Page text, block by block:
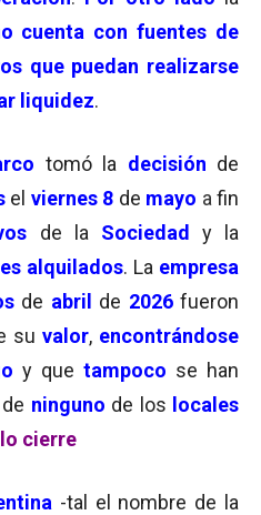
cuenta con fuentes de
que puedan realizarse
liquidez.
tomó la decisión de
el viernes 8 de mayo a fin
de la Sociedad
y la
alquilados. La empresa
de abril de 2026 fueron
suvalor, encontrándose
y que tampoco se han
de ninguno de los locales
cierre
-tal el nombre de la